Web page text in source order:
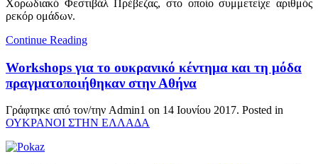
Χορωδιακό Φεστιβάλ Πρέβεζας, στο οποίο συμμετείχε αριθμός
ρεκόρ ομάδων.
Continue Reading
Workshops για το ουκρανικό κέντημα και τη μόδα
πραγματοποιήθηκαν στην Αθήνα
Γράφτηκε από τον/την Admin1 on 14 Ιουνίου 2017. Posted in
ΟΥΚΡΑΝΟΙ ΣΤΗΝ ΕΛΛΑΔΑ